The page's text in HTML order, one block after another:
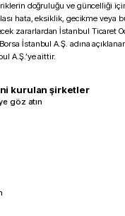
doğruluğu ve güncelliği
hata, eksiklik, gecikme veya
zararlardan İstanbul Ticaret
İstanbul A.Ş. adına
A.Ş.’ye aittir.
kurulan şirketler
göz atın